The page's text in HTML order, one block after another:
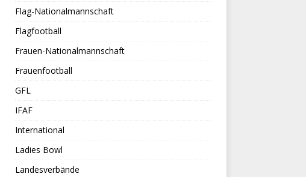
Flag-Nationalmannschaft
Flagfootball
Frauen-Nationalmannschaft
Frauenfootball
GFL
IFAF
International
Ladies Bowl
Landesverbände